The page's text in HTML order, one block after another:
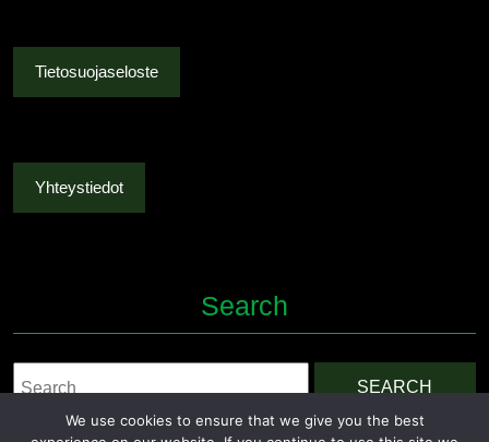
Tietosuojaseloste
Yhteystiedot
Search
We use cookies to ensure that we give you the best